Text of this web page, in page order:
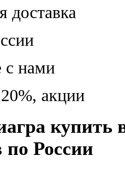
доставка
с нами
акции
купить
по России